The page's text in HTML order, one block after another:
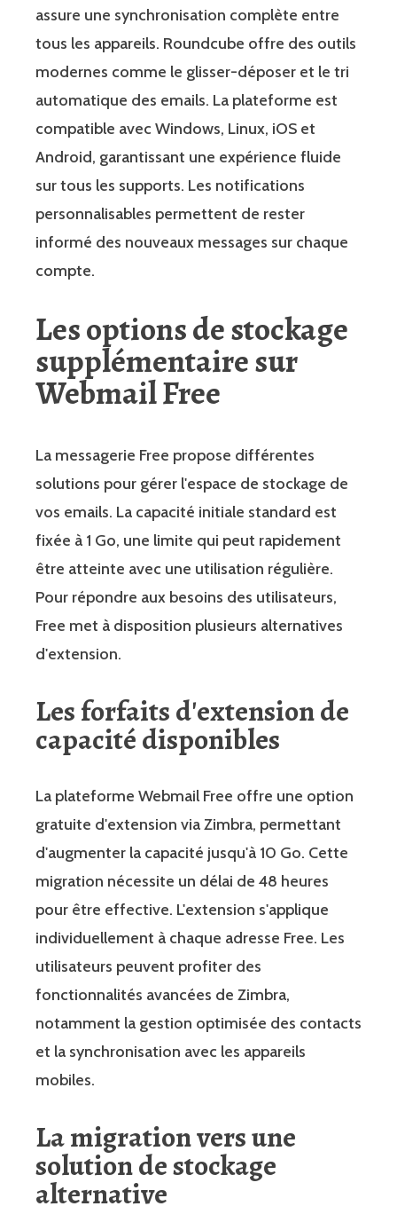
assure une synchronisation complète entre
tous les appareils. Roundcube offre des outils
modernes comme le glisser-déposer et le tri
automatique des emails. La plateforme est
compatible avec Windows, Linux, iOS et
Android, garantissant une expérience fluide
sur tous les supports. Les notifications
personnalisables permettent de rester
informé des nouveaux messages sur chaque
compte.
Les options de stockage
supplémentaire sur
Webmail Free
La messagerie Free propose différentes
solutions pour gérer l'espace de stockage de
vos emails. La capacité initiale standard est
fixée à 1 Go, une limite qui peut rapidement
être atteinte avec une utilisation régulière.
Pour répondre aux besoins des utilisateurs,
Free met à disposition plusieurs alternatives
d'extension.
Les forfaits d'extension de
capacité disponibles
La plateforme Webmail Free offre une option
gratuite d'extension via Zimbra, permettant
d'augmenter la capacité jusqu'à 10 Go. Cette
migration nécessite un délai de 48 heures
pour être effective. L'extension s'applique
individuellement à chaque adresse Free. Les
utilisateurs peuvent profiter des
fonctionnalités avancées de Zimbra,
notamment la gestion optimisée des contacts
et la synchronisation avec les appareils
mobiles.
La migration vers une
solution de stockage
alternative